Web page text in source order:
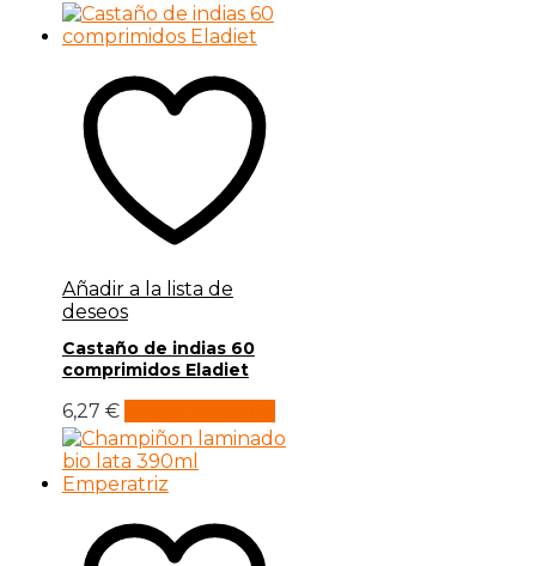
Añadir a la lista de
deseos
Castaño de indias 60
comprimidos Eladiet
6,27 €